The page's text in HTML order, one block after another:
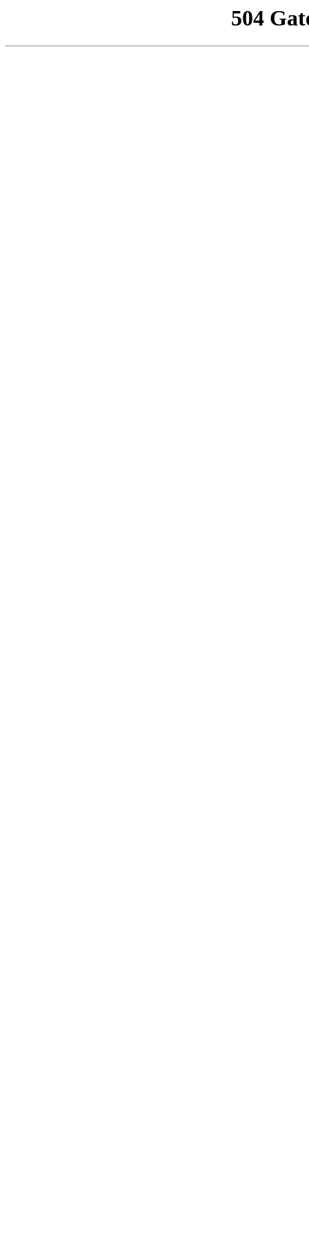
504